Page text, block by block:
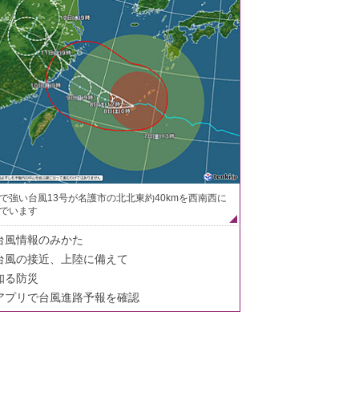
強い台風13号が名護市の北北東約40kmを西南西に
います
風情報のみかた
風の接近、上陸に備えて
る防災
プリで台風進路予報を確認